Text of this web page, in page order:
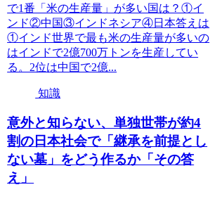
で1番「米の生産量」が多い国は？①イ
ンド②中国③インドネシア④日本答えは
①インド世界で最も米の生産量が多いの
はインドで2億700万トンを生産してい
る。2位は中国で2億...
知識
意外と知らない、単独世帯が約4
割の日本社会で「継承を前提とし
ない墓」をどう作るか「その答
え」